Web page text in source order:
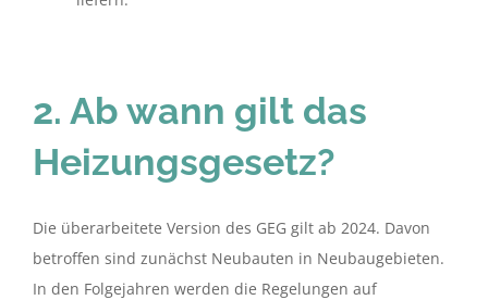
2. Ab wann gilt das
Heizungsgesetz?
Die überarbeitete Version des GEG gilt ab 2024. Davon
betroffen sind zunächst Neubauten in Neubaugebieten.
In den Folgejahren werden die Regelungen auf